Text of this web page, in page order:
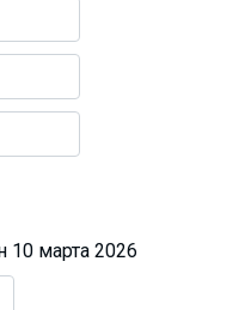
10 марта 2026